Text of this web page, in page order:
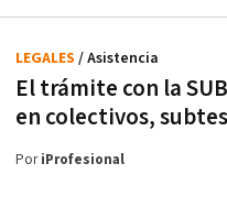
El trámite con la
en colectivos,
LEGALES / Asistencia
PoriProfesional